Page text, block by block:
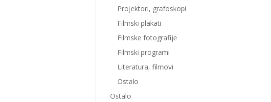
Projektori, grafoskopi
Filmski plakati
Filmske fotografije
Filmski programi
Literatura, filmovi
Ostalo
Ostalo